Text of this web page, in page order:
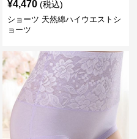
¥4,470 (税込)
ショーツ 天然綿ハイウエストシ
ョーツ